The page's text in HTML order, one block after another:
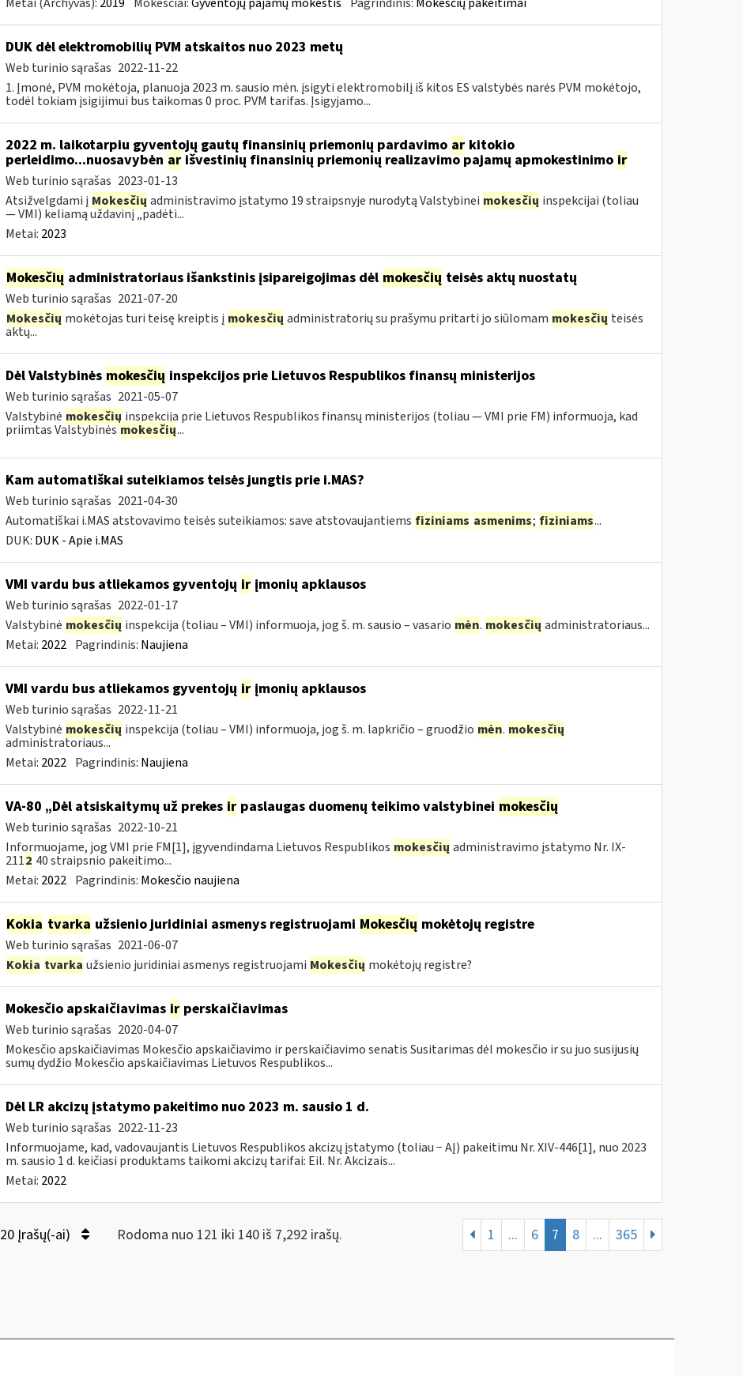
DUK dėl elektromobilių PVM atskaitos nuo 2023 metų
Web turinio sąrašas 2022-11-22
1. Įmonė, PVM mokėtoja, planuoja 2023 m. sausio mėn. įsigyti elektromobilį iš kitos ES valstybės narės PVM mokėtojo,
todėl tokiam įsigijimui bus taikomas 0 proc. PVM tarifas. Įsigyjamo...
2022 m. laikotarpiu gyventojų gautų finansinių priemonių pardavimo arkitokio
perleidimo...nuosavybėn arišvestinių finansinių priemonių realizavimo pajamų apmokestinimo ir
Web turinio sąrašas 2023-01-13
Atsižvelgdami į Mokesčių administravimo įstatymo 19 straipsnyje nurodytą Valstybinei mokesčių inspekcijai (toliau
— VMI) keliamą uždavinį „padėti...
Metai: 2023
Mokesčių administratoriaus išankstinis įsipareigojimas dėl mokesčių teisės aktų nuostatų
Web turinio sąrašas 2021-07-20
Mokesčių mokėtojas turi teisę kreiptis į mokesčių administratorių su prašymu pritarti jo siūlomam mokesčių teisės
aktų...
Dėl Valstybinės mokesčių inspekcijos prie Lietuvos Respublikos finansų ministerijos
Web turinio sąrašas 2021-05-07
Valstybinė mokesčių inspekcija prie Lietuvos Respublikos finansų ministerijos (toliau — VMI prie FM) informuoja, kad
priimtas Valstybinėsmokesčių...
Kam automatiškai suteikiamos teisės jungtis prie i.MAS?
Web turinio sąrašas 2021-04-30
Automatiškai i.MAS atstovavimo teisės suteikiamos: save atstovaujantiems fiziniams asmenims; fiziniams...
DUK: DUK - Apie i.MAS
VMI vardu bus atliekamos gyventojų irįmonių apklausos
Web turinio sąrašas 2022-01-17
Valstybinė mokesčių inspekcija (toliau – VMI) informuoja, jog š. m. sausio – vasario mėn. mokesčių administratoriaus...
Metai: 2022 Pagrindinis: Naujiena
VMI vardu bus atliekamos gyventojų irįmonių apklausos
Web turinio sąrašas 2022-11-21
Valstybinė mokesčių inspekcija (toliau – VMI) informuoja, jog š. m. lapkričio – gruodžio mėn. mokesčių
administratoriaus...
Metai: 2022 Pagrindinis: Naujiena
VA-80 „Dėl atsiskaitymų už prekes irpaslaugas duomenų teikimo valstybinei mokesčių
Web turinio sąrašas 2022-10-21
Informuojame, jog VMI prie FM[1], įgyvendindama Lietuvos Respublikos mokesčių administravimo įstatymo Nr. IX-
2112 40 straipsnio pakeitimo...
Metai: 2022 Pagrindinis: Mokesčio naujiena
Kokia tvarka užsienio juridiniai asmenys registruojami Mokesčių mokėtojų registre
Web turinio sąrašas 2021-06-07
Kokia tvarka užsienio juridiniai asmenys registruojami Mokesčių mokėtojų registre?
Mokesčio apskaičiavimas irperskaičiavimas
Web turinio sąrašas 2020-04-07
Mokesčio apskaičiavimas Mokesčio apskaičiavimo ir perskaičiavimo senatis Susitarimas dėl mokesčio ir su juo susijusių
sumų dydžio Mokesčio apskaičiavimas Lietuvos Respublikos...
Dėl LR akcizų įstatymo pakeitimo nuo 2023 m. sausio 1 d.
Web turinio sąrašas 2022-11-23
Informuojame, kad, vadovaujantis Lietuvos Respublikos akcizų įstatymo (toliau − AĮ) pakeitimu Nr. XIV-446[1], nuo 2023
m. sausio 1 d. keičiasi produktams taikomi akcizų tarifai: Eil. Nr. Akcizais...
Metai: 2022
20 Įrašų(-ai) Rodoma nuo 121 iki 140 iš 7,292 irašų. 1 ... 6 7 8 ... 365